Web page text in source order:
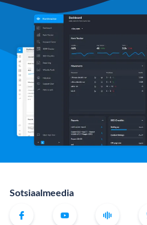
Sotsiaalmeedia